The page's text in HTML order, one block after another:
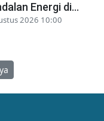
Energi di...
2026 10:00